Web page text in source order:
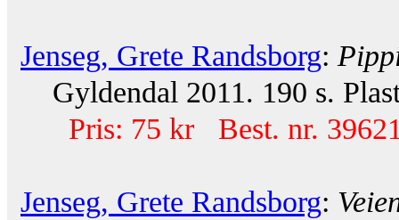
Jenseg, Grete Randsborg:
Gyldendal 2011. 190 s.
Pris: 75 kr Best. nr.
Jenseg, Grete Randsborg: